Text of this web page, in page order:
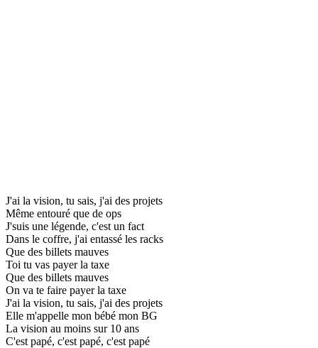
J'ai la vision, tu sais, j'ai des projets
Même entouré que de ops
J'suis une légende, c'est un fact
Dans le coffre, j'ai entassé les racks
Que des billets mauves
Toi tu vas payer la taxe
Que des billets mauves
On va te faire payer la taxe
J'ai la vision, tu sais, j'ai des projets
Elle m'appelle mon bébé mon BG
La vision au moins sur 10 ans
C'est papé, c'est papé, c'est papé